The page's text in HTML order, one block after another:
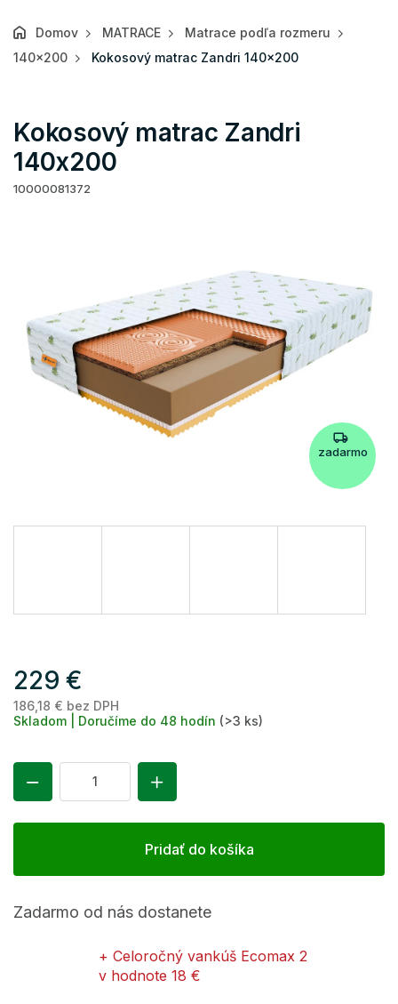
Domov MATRACE
Matrace podľa rozmeru
140x200
Kokosový matrac Zandri 140x200
Kokosový matrac Zandri
140x200
10000081372
zadarmo
229 €
186,18 € bez DPH
Skladom | Doručíme do 48 hodín (>3 ks)
Pridať do košíka
Zadarmo od nás dostanete
+ Celoročný vankúš Ecomax 2
v hodnote 18 €